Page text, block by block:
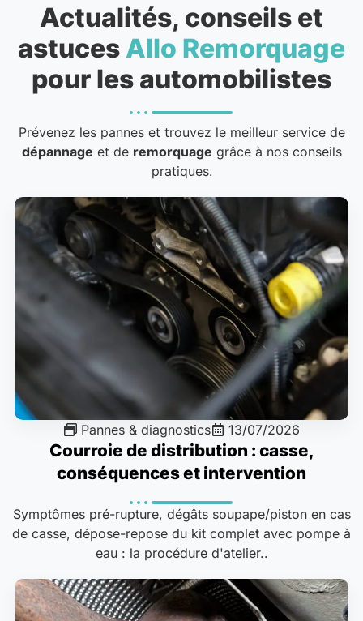
Actualités, conseils et
astuces Allo Remorquage
pour les automobilistes
Prévenez les pannes et trouvez le meilleur service de
dépannage et de remorquage grâce à nos conseils
pratiques.
Pannes & diagnostics 13/07/2026
Courroie de distribution : casse,
conséquences et intervention
Symptômes pré-rupture, dégâts soupape/piston en cas
de casse, dépose-repose du kit complet avec pompe à
eau : la procédure d'atelier..